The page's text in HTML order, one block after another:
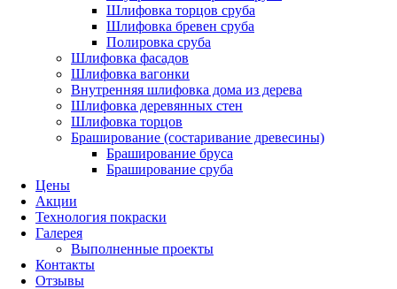
Шлифовка торцов сруба
Шлифовка бревен сруба
Полировка сруба
Шлифовка фасадов
Шлифовка вагонки
Внутренняя шлифовка дома из дерева
Шлифовка деревянных стен
Шлифовка торцов
Браширование (состаривание древесины)
Браширование бруса
Браширование сруба
Цены
Акции
Технология покраски
Галерея
Выполненные проекты
Контакты
Отзывы